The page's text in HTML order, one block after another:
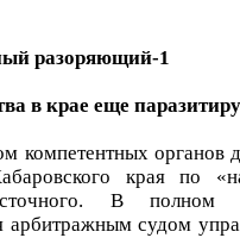
разоряющий-1
в крае еще
компетентных органов
края по
В полном
арбитражным судом